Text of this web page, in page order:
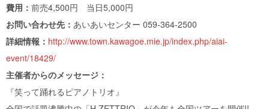
費用： 前売4,500円 当日5,000円
お問い合わせ先： あいあいセンター 059-364-2500
詳細情報： http://www.town.kawagoe.mie.jp/index.php/aiai-
event/18429/
主催者からのメッセージ：
『笑って踊れるピアノトリオ』